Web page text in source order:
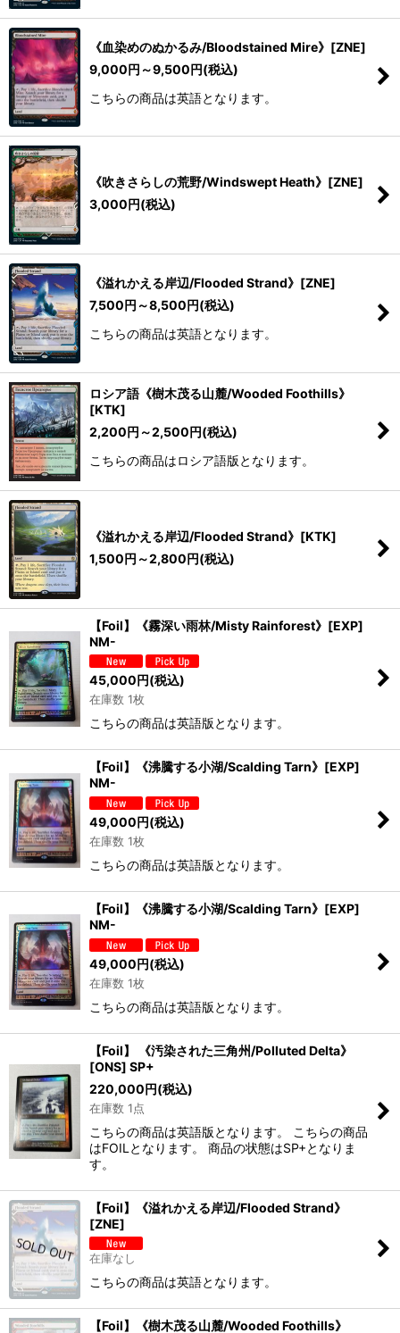
《血染めのぬかるみ/Bloodstained Mire》[ZNE]
9,000円 ～9,500円(税込)
こちらの商品は英語となります。
《吹きさらしの荒野/Windswept Heath》[ZNE]
3,000円(税込)
《溢れかえる岸辺/Flooded Strand》[ZNE]
7,500円 ～8,500円(税込)
こちらの商品は英語となります。
ロシア語《樹木茂る山麓/Wooded Foothills》
[KTK]
2,200円 ～2,500円(税込)
こちらの商品はロシア語版となります。
《溢れかえる岸辺/Flooded Strand》[KTK]
1,500円 ～2,800円(税込)
【Foil】《霧深い雨林/Misty Rainforest》[EXP]
NM-
45,000円(税込)
在庫数 1枚
こちらの商品は英語版となります。
【Foil】《沸騰する小湖/Scalding Tarn》[EXP]
NM-
49,000円(税込)
在庫数 1枚
こちらの商品は英語版となります。
【Foil】《沸騰する小湖/Scalding Tarn》[EXP]
NM-
49,000円(税込)
在庫数 1枚
こちらの商品は英語版となります。
【Foil】 《汚染された三角州/Polluted Delta》
[ONS] SP+
220,000円(税込)
在庫数 1点
こちらの商品は英語版となります。 こちらの商品
はFOILとなります。 商品の状態はSP+となりま
す。
【Foil】《溢れかえる岸辺/Flooded Strand》
[ZNE]
在庫なし
こちらの商品は英語となります。
【Foil】《樹木茂る山麓/Wooded Foothills》